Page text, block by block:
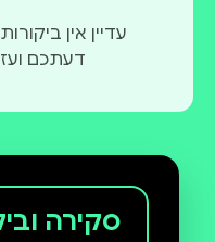
עדיין אין
דעתכם
סקירה